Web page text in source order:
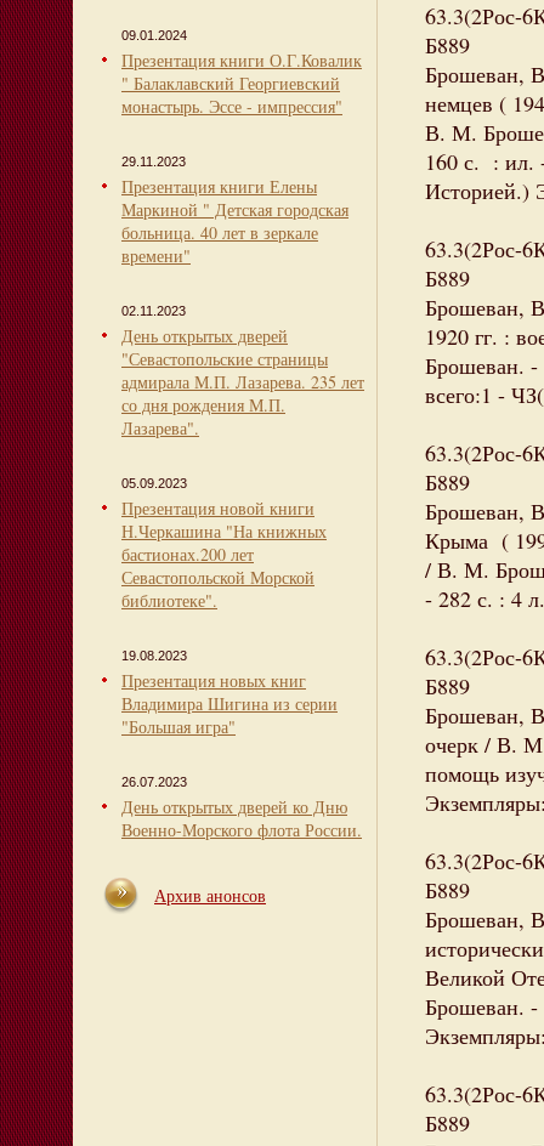
09.01.2024
Презентация книги О.Г.Ковалик
" Балаклавский Георгиевский
монастырь. Эссе - импрессия"
29.11.2023
Презентация книги Елены
Маркиной " Детская городская
больница. 40 лет в зеркале
времени"
02.11.2023
День открытых дверей
"Севастопольские страницы
адмирала М.П. Лазарева. 235 лет
со дня рождения М.П.
Лазарева".
05.09.2023
Презентация новой книги
Н.Черкашина "На книжных
бастионах.200 лет
Севастопольской Морской
библиотеке".
19.08.2023
Презентация новых книг
Владимира Шигина из серии
"Большая игра"
26.07.2023
День открытых дверей ко Дню
Военно-Морского флота России.
Архив анонсов
63.3(2Рос-
Б889
Брошеван,
немцев (
В. М.
160 с. : ил.
Историей.)
63.3(2Рос-
Б889
Брошеван,
1920 гг. :
Брошеван. -
всего:1 -
63.3(2Рос-
Б889
Брошеван,
Крыма (
/ В. М.
- 282 с. : 4
63.3(2Рос-
Б889
Брошеван,
очерк / В.
помощь
63.3(2Рос-
Б889
Брошеван,
Великой
Брошеван. -
63.3(2Рос-
Б889